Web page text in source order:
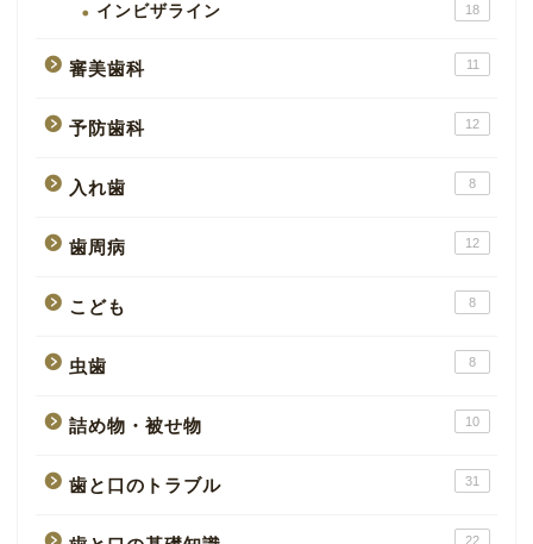
インビザライン 18
審美歯科 11
予防歯科 12
入れ歯 8
歯周病 12
こども 8
虫歯 8
詰め物・被せ物 10
歯と口のトラブル 31
22